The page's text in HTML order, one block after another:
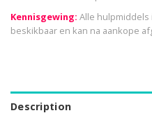
Kennisgewing: Alle hulpmiddels
beskikbaar en kan na aankope
Description